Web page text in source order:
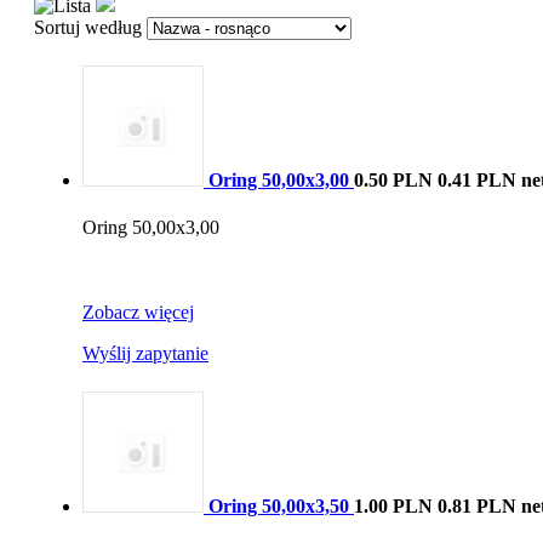
Sortuj według
Oring 50,00x3,00 0.50 PLN 0.41 PLN
Oring 50,00x3,00
Zobacz więcej
Wyślij zapytanie
Oring 50,00x3,50 1.00 PLN 0.81 PLN